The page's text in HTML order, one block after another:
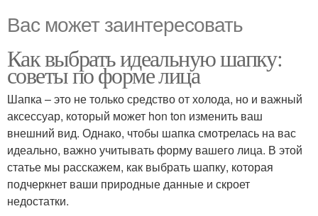
Вас может заинтересовать
Как выбрать идеальную шапку:
советы по форме лица
Шапка – это не только средство от холода, но и важный
аксессуар, который может hon ton изменить ваш
внешний вид. Однако, чтобы шапка смотрелась на вас
идеально, важно учитывать форму вашего лица. В этой
статье мы расскажем, как выбрать шапку, которая
подчеркнет ваши природные данные и скроет
недостатки.